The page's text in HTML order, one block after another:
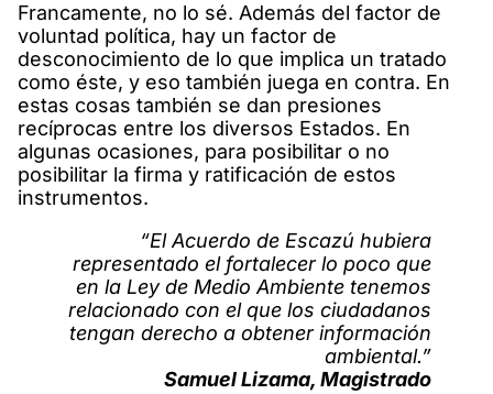
Francamente, no lo sé. Además del factor de
voluntad política, hay un factor de
desconocimiento de lo que implica un tratado
como éste, y eso también juega en contra. En
estas cosas también se dan presiones
recíprocas entre los diversos Estados. En
algunas ocasiones, para posibilitar o no
posibilitar la firma y ratificación de estos
instrumentos.
“El Acuerdo de Escazú hubiera
representado el fortalecer lo poco que
en la Ley de Medio Ambiente tenemos
relacionado con el que los ciudadanos
tengan derecho a obtener información
ambiental.”
Samuel Lizama, Magistrado